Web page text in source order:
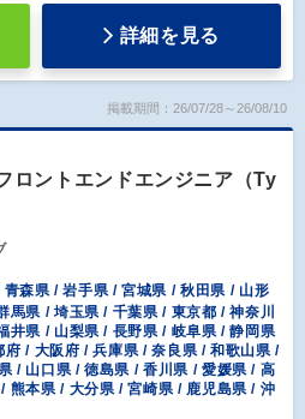
詳細を見る
掲載期間：26/07/28～26/08/10
ロントエンドエンジニア（Ty
青森県 / 岩手県 / 宮城県 / 秋田県 / 山形
馬県 / 埼玉県 / 千葉県 / 東京都 / 神奈川
井県 / 山梨県 / 長野県 / 岐阜県 / 静岡県
/ 大阪府 / 兵庫県 / 奈良県 / 和歌山県 /
/ 山口県 / 徳島県 / 香川県 / 愛媛県 / 高
熊本県 / 大分県 / 宮崎県 / 鹿児島県 / 沖